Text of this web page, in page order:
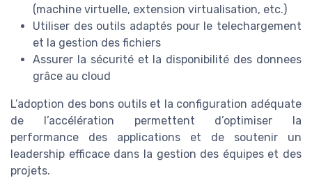
(machine virtuelle, extension virtualisation, etc.)
Utiliser des outils adaptés pour le telechargement
et la gestion des fichiers
Assurer la sécurité et la disponibilité des donnees
grâce au cloud
L’adoption des bons outils et la configuration adéquate
de l’accélération permettent d’optimiser la
performance des applications et de soutenir un
leadership efficace dans la gestion des équipes et des
projets.